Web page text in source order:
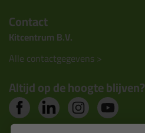
Contact
Kitcentrum B.V.
Alle contactgegevens >
Altijd op de hoogte blijven?